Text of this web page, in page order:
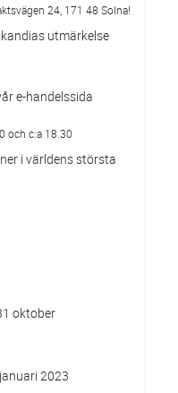
24, 171 48 Solna!
utmärkelse
e-handelssida
och c:a 18.30
i världens största
oktober
2023